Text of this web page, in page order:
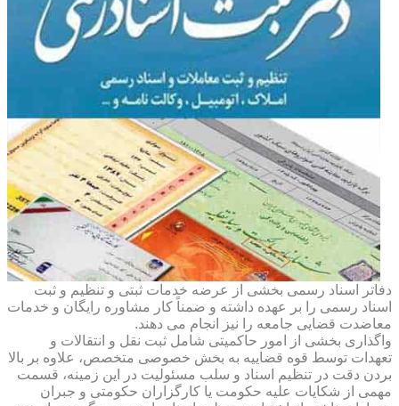
دفاتر اسناد رسمی بخشی از عرضه خدمات ثبتی و تنظیم و ثبت
اسناد رسمی را بر عهده داشته و ضمناً کار مشاوره رایگان و خدمات
معاضدت قضایی جامعه را نیز انجام می دهند.
واگذاری بخشی از امور حاکمیتی شامل ثبت نقل و انتقالات و
تعهدات توسط قوه قضاییه به بخش خصوصی متخصص، علاوه بر بالا
بردن دقت در تنظیم اسناد و سلب مسئولیت در این زمینه، قسمت
مهمی از شکایات علیه حکومت یا کارگزاران حکومتی و جبران